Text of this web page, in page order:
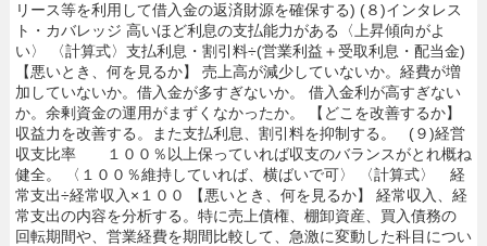
リース等を利用して借入金の返済財源を確保する) (８)インタレス
ト・カバレッジ 高いほど利息の支払能力がある〈上昇傾向がよ
い〉 〈計算式〉支払利息・割引料÷(営業利益＋受取利息・配当金)
【悪いとき、何を見るか】 売上高が減少していないか。経費が増
加していないか。借入金が多すぎないか。 借入金利が高すぎない
か。余剰資金の運用がまずくなかったか。 【どこを改善するか】
収益力を改善する。また支払利息、割引料を抑制する。 (９)経営
収支比率 １００％以上保っていれば収支のバランスがとれ概ね
健全。 〈１００％維持していれば、横ばいで可〉 〈計算式〉 経
常支出÷経常収入×１００ 【悪いとき、何を見るか】 経常収入、経
常支出の内容を分析する。特に売上債権、棚卸資産、買入債務の
回転期間や、営業経費を期間比較して、急激に変動した科目につい